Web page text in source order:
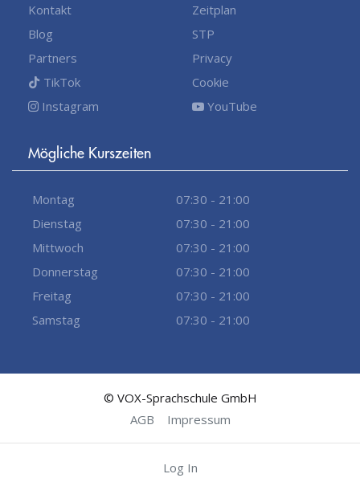
Kontakt
Blog
Partners
TikTok
Instagram
Zeitplan
STP
Privacy
Cookie
YouTube
Mögliche Kurszeiten
Montag
07:30 - 21:00
Dienstag
07:30 - 21:00
Mittwoch
07:30 - 21:00
Donnerstag
07:30 - 21:00
Freitag
07:30 - 21:00
Samstag
07:30 - 21:00
© VOX-Sprachschule GmbH
AGB
Impressum
Log In